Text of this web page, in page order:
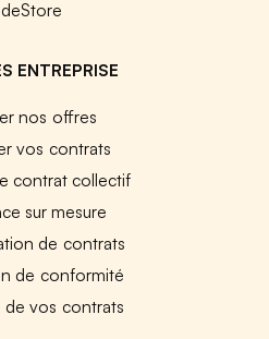
ENTREPRISE
nos offres
vos contrats
contrat collectif
sur mesure
de contrats
de conformité
de vos contrats